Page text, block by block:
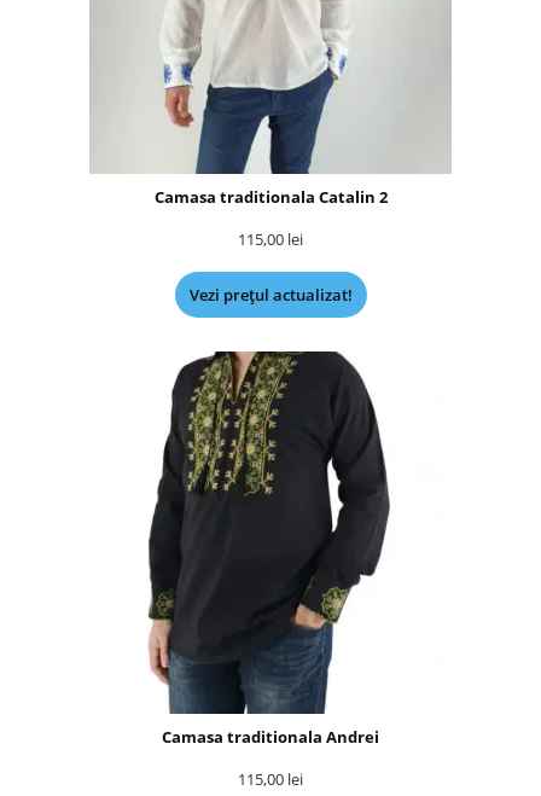
Camasa traditionala Catalin 2
115,00 lei
Vezi prețul actualizat!
Camasa traditionala Andrei
115,00 lei